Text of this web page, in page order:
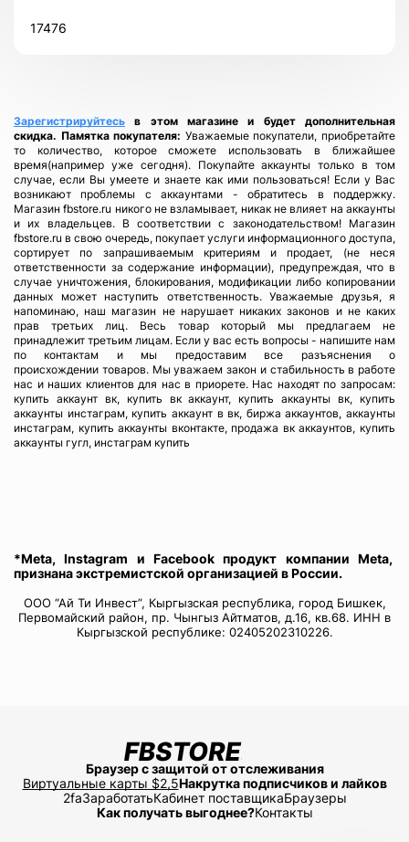
17476
Зарегистрируйтесь
в этом магазине и будет дополнительная
скидка. Памятка покупателя: Уважаемые покупатели, приобретайте
то количество, которое сможете использовать в ближайшее
время(например уже сегодня). Покупайте аккаунты только в том
случае, если Вы умеете и знаете как ими пользоваться! Если у Вас
возникают проблемы с аккаунтами - обратитесь в поддержку.
Магазин fbstore.ru никого не взламывает, никак не влияет на аккаунты
и их владельцев. В соответствии с законодательством! Магазин
fbstore.ru в свою очередь, покупает услуги информационного доступа,
сортирует по запрашиваемым критериям и продает, (не неся
ответственности за содержание информации), предупреждая, что в
случае уничтожения, блокирования, модификации либо копировании
данных может наступить ответственность. Уважаемые друзья, я
напоминаю, наш магазин не нарушает никаких законов и не каких
прав третьих лиц. Весь товар который мы предлагаем не
принадлежит третьим лицам. Если у вас есть вопросы - напишите нам
по контактам и мы предоставим все разъяснения о
происхождении товаров. Мы уважаем закон и стабильность в работе
нас и наших клиентов для нас в приорете. Нас находят по запросам:
купить аккаунт вк, купить вк аккаунт, купить аккаунты вк, купить
аккаунты инстаграм, купить аккаунт в вк, биржа аккаунтов, аккаунты
инстаграм, купить аккаунты вконтакте, продажа вк аккаунтов, купить
аккаунты гугл, инстаграм купить
*Meta, Instagram и Facebook продукт компании Meta,
признана экстремистской организацией в России.
ООО “Ай Ти Инвест”, Кыргызская республика, город Бишкек,
Первомайский район, пр. Чынгыз Айтматов, д.16, кв.68. ИНН в
Кыргызской республике: 02405202310226.
Браузер с защитой от отслеживания
Виртуальные карты $2,5Накрутка подписчиков и лайков
2faЗаработатьКабинет поставщикаБраузеры
Как получать выгоднее?Контакты